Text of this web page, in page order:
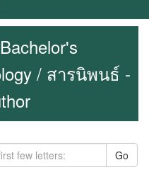
/ สารนิพนธ์ -
Go